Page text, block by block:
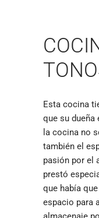
Esta cocina
que su
la cocina no
también el
pasión por el
prestó
que había
espacio para